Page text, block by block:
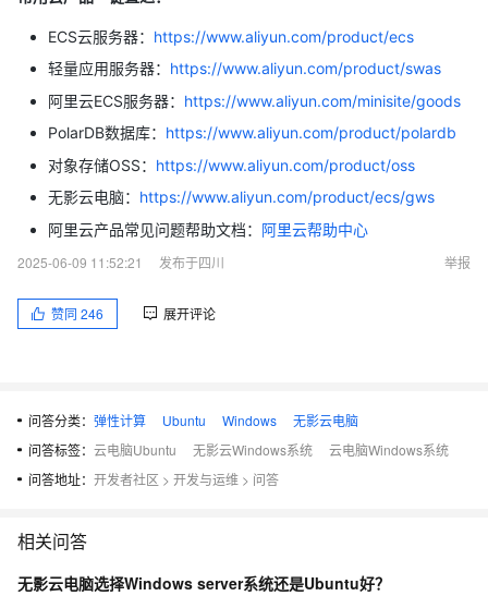
ECS云服务器： https://www.aliyun.com/product/ecs
轻量应用服务器： https://www.aliyun.com/product/swas
阿里云ECS服务器： https://www.aliyun.com/minisite/goods
PolarDB数据库： https://www.aliyun.com/product/polardb
对象存储OSS： https://www.aliyun.com/product/oss
无影云电脑： https://www.aliyun.com/product/ecs/gws
阿里云产品常见问题帮助文档： 阿里云帮助中心
2025-06-09 11:52:21
发布于四川 举报
赞同 246 展开评论
问答分类： 弹性计算 Ubuntu Windows
无影云电脑
问答标签： 云电脑Ubuntu 无影云Windows系统
云电脑Windows系统
问答地址： 开发者社区 > 开发与运维 > 问答
相关问答
无影云电脑选择Windows server系统还是Ubuntu好？